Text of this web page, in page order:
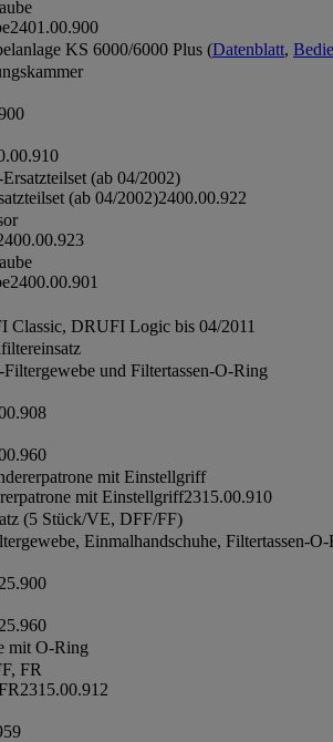
2401.00.900
KS 6000/6000 Plus (Datenblatt,
(ab 04/2002)
(ab 04/2002)2400.00.922
2400.00.901
DRUFI Logic bis 04/2011
Filtergewebe und Filtertassen-O-Ring
mit Einstellgriff
mit Einstellgriff2315.00.910
(5 Stück/VE, DFF/FF)
Einmalhandschuhe, Filtertassen-O-
mit O-Ring
FR
2315.00.912